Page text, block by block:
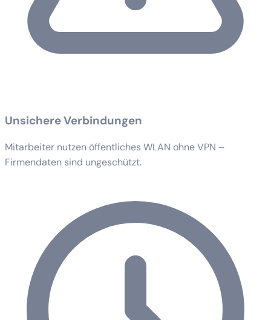
Unsichere Verbindungen
Mitarbeiter nutzen öffentliches WLAN ohne VPN –
Firmendaten sind ungeschützt.